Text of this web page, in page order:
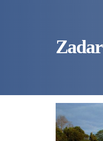
Zadar